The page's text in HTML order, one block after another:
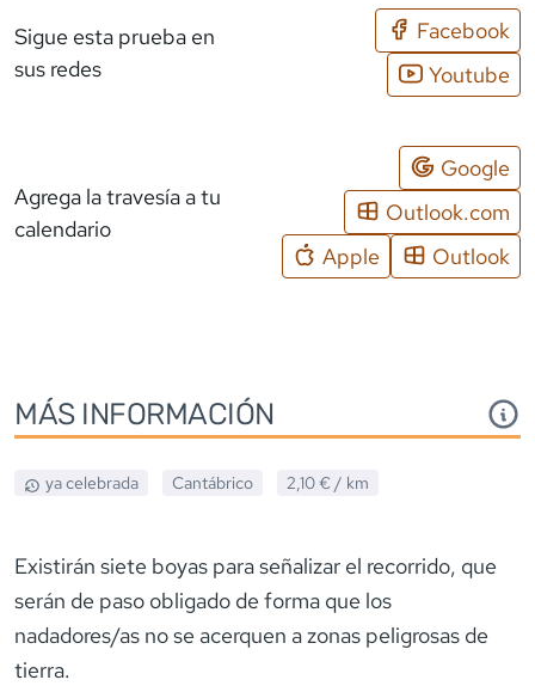
Sigue esta prueba en
sus redes
Facebook
Youtube
Agrega la travesía a tu
calendario
Google
Outlook.com
Apple
Outlook
MÁS INFORMACIÓN
ya celebrada Cantábrico 2,10 € / km
Existirán siete boyas para señalizar el recorrido, que
serán de paso obligado de forma que los
nadadores/as no se acerquen a zonas peligrosas de
tierra.